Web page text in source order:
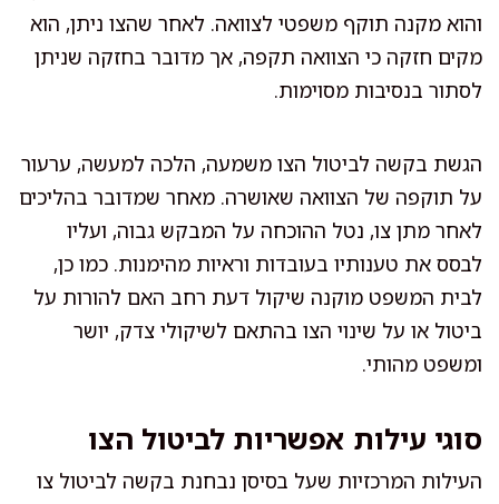
והוא מקנה תוקף משפטי לצוואה. לאחר שהצו ניתן, הוא
מקים חזקה כי הצוואה תקפה, אך מדובר בחזקה שניתן
לסתור בנסיבות מסוימות.
הגשת בקשה לביטול הצו משמעה, הלכה למעשה, ערעור
על תוקפה של הצוואה שאושרה. מאחר שמדובר בהליכים
לאחר מתן צו, נטל ההוכחה על המבקש גבוה, ועליו
לבסס את טענותיו בעובדות וראיות מהימנות. כמו כן,
לבית המשפט מוקנה שיקול דעת רחב האם להורות על
ביטול או על שינוי הצו בהתאם לשיקולי צדק, יושר
ומשפט מהותי.
סוגי עילות אפשריות לביטול הצו
העילות המרכזיות שעל בסיסן נבחנת בקשה לביטול צו